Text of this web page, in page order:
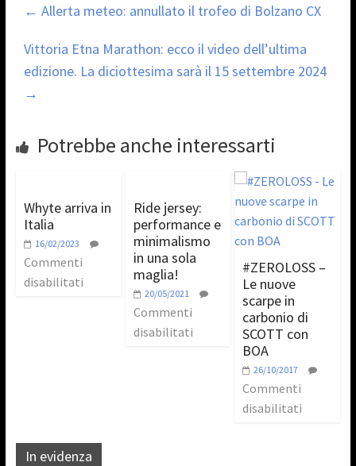
← Allerta meteo: annullato il trofeo di Bolzano CX
Vittoria Etna Marathon: ecco il video dell’ultima
edizione. La diciottesima sarà il 15 settembre 2024
→
Potrebbe anche interessarti
Whyte arriva in
Italia
16/02/2023
Commenti
disabilitati
Ride jersey:
performance e
minimalismo
in una sola
maglia!
20/05/2021
Commenti
disabilitati
#ZEROLOSS –
Le nuove
scarpe in
carbonio di
SCOTT con
BOA
26/10/2017
Commenti
disabilitati
In evidenza